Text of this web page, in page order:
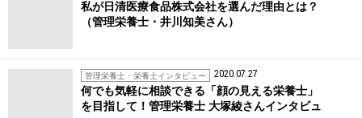
私が日清医療食品株式会社を選んだ理由とは？
（管理栄養士・井川知美さん）
管理栄養士・栄養士インタビュー 2020.07.27
何でも気軽に相談できる「顔の見える栄養士」
を目指して！管理栄養士 大塚綾さんインタビュ